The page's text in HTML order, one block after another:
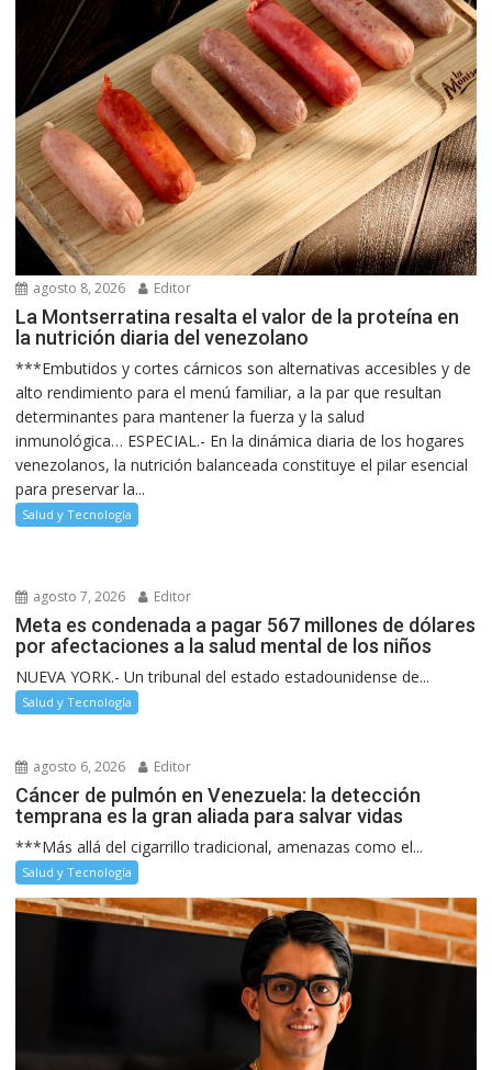
agosto 8, 2026 Editor
La Montserratina resalta el valor de la proteína en
la nutrición diaria del venezolano
***Embutidos y cortes cárnicos son alternativas accesibles y de
alto rendimiento para el menú familiar, a la par que resultan
determinantes para mantener la fuerza y la salud
inmunológica… ESPECIAL.- En la dinámica diaria de los hogares
venezolanos, la nutrición balanceada constituye el pilar esencial
para preservar la...
Salud y Tecnología
agosto 7, 2026 Editor
Meta es condenada a pagar 567 millones de dólares
por afectaciones a la salud mental de los niños
NUEVA YORK.- Un tribunal del estado estadounidense de...
Salud y Tecnología
agosto 6, 2026 Editor
Cáncer de pulmón en Venezuela: la detección
temprana es la gran aliada para salvar vidas
***Más allá del cigarrillo tradicional, amenazas como el...
Salud y Tecnología